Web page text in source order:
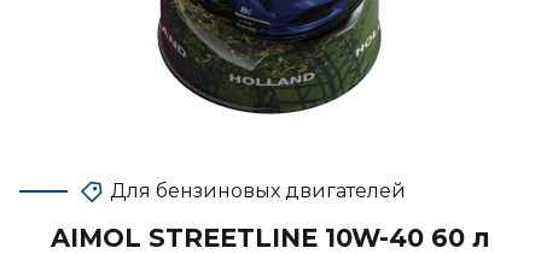
Для бензиновых двигателей
AIMOL STREETLINE 10W-40 60 л